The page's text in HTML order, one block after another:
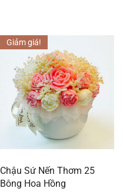
Giảm giá!
Chậu Sứ Nến Thơm 25
Bông Hoa Hồng